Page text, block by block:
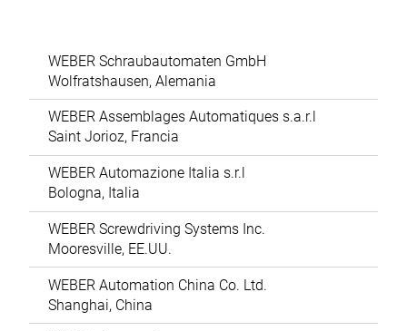
WEBER Schraubautomaten GmbH
Wolfratshausen, Alemania
WEBER Assemblages Automatiques s.a.r.l
Saint Jorioz, Francia
WEBER Automazione Italia s.r.l
Bologna, Italia
WEBER Screwdriving Systems Inc.
Mooresville, EE.UU.
WEBER Automation China Co. Ltd.
Shanghai, China